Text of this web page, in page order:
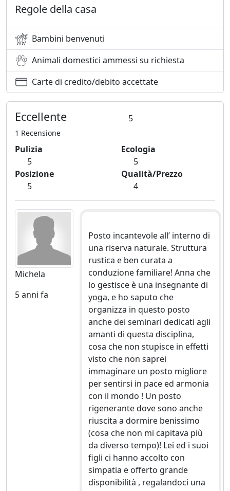
Regole della casa
Bambini benvenuti
Animali domestici ammessi su richiesta
Carte di credito/debito accettate
Eccellente 5
1 Recensione
Pulizia
5
Ecologia
5
Posizione
5
Qualità/Prezzo
4
Michela
5 anni fa
Posto incantevole all’ interno di
una riserva naturale. Struttura
rustica e ben curata a
conduzione familiare! Anna che
lo gestisce è una insegnante di
yoga, e ho saputo che
organizza in questo posto
anche dei seminari dedicati agli
amanti di questa disciplina,
cosa che non stupisce in effetti
visto che non saprei
immaginare un posto migliore
per sentirsi in pace ed armonia
con il mondo ! Un posto
rigenerante dove sono anche
riuscita a dormire benissimo
(cosa che non mi capitava più
da diverso tempo)! Lei ed i suoi
figli ci hanno accolto con
simpatia e offerto grande
disponibilità , regalandoci una